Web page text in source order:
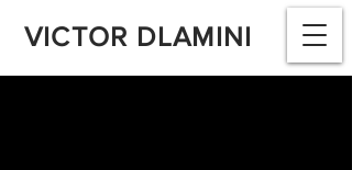
VICTOR DLAMINI